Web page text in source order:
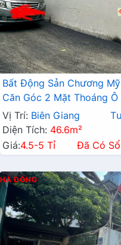
Bất Động Sản Chương
Căn Góc 2 Mặt Thoáng
Kinh Doanh
Vị Trí: Biên Giang
Diện Tích: 46.6m²
Giá:4.5-5 Tỉ Đã Có Sổ
HÀ ĐÔNG